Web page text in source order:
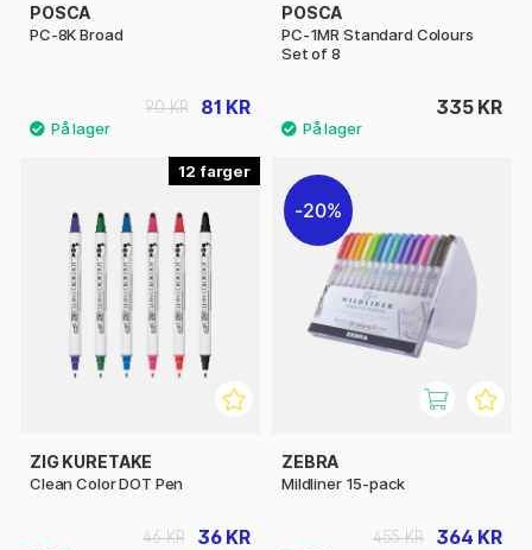
POSCA
PC-8K Broad
81 KR
90 KR
POSCA
PC-1MR Standard Colours
Set of 8
335 KR
12
ZIG KURETAKE
Clean Color DOT Pen
36 KR
46 KR
20%
ZEBRA
Mildliner 15-pack
364 KR
455 KR